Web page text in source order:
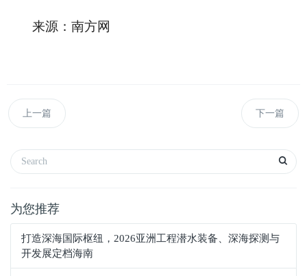
来源：南方网
上一篇 下一篇
为您推荐
打造深海国际枢纽，2026亚洲工程潜水装备、深海探测与
开发展定档海南